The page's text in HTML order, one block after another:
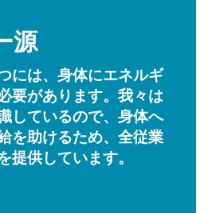
源
には、身体にエネルギ
要があります。我々は
しているので、身体へ
を助けるため、全従業
提供しています。